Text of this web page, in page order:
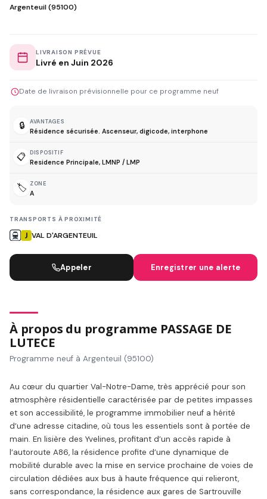
Argenteuil (95100)
LIVRAISON PRÉVUE
Livré en Juin 2026
Date de livraison prévisionnelle pour ce programme neuf
🔒 AVANTAGES
Résidence sécurisée. Ascenseur, digicode, interphone
📋 DISPOSITIF
Residence Principale, LMNP / LMP
🏷️ ZONE
A
TRANSPORTS À PROXIMITÉ
VAL D'ARGENTEUIL
Appeler Enregistrer une alerte
À propos du programme PASSAGE DE
LUTECE
Programme neuf à Argenteuil (95100)
Au cœur du quartier Val-Notre-Dame, très apprécié pour son
atmosphère résidentielle caractérisée par de petites impasses
et son accessibilité, le programme immobilier neuf a hérité
d’une adresse citadine, où tous les essentiels sont à portée de
main. En lisière des Yvelines, profitant d’un accès rapide à
l’autoroute A86, la résidence profite d’une dynamique de
mobilité durable avec la mise en service prochaine de voies de
circulation dédiées aux bus à haute fréquence qui relieront,
sans correspondance, la résidence aux gares de Sartrouville